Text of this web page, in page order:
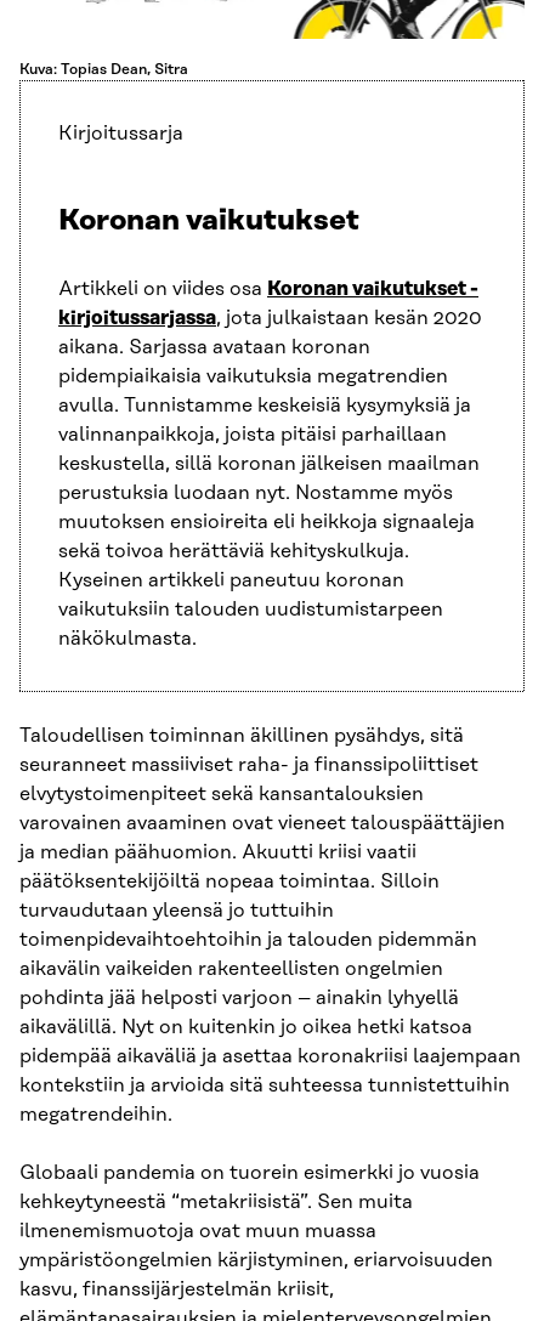
Kuva: Topias Dean, Sitra
Kirjoitussarja
Koronan vaikutukset
Artikkeli on viides osa Koronan vaikutukset -
kirjoitussarjassa, jota julkaistaan kesän 2020
aikana. Sarjassa avataan koronan
pidempiaikaisia vaikutuksia megatrendien
avulla. Tunnistamme keskeisiä kysymyksiä ja
valinnanpaikkoja, joista pitäisi parhaillaan
keskustella, sillä koronan jälkeisen maailman
perustuksia luodaan nyt. Nostamme myös
muutoksen ensioireita eli heikkoja signaaleja
sekä toivoa herättäviä kehityskulkuja.
Kyseinen artikkeli paneutuu koronan
vaikutuksiin talouden uudistumistarpeen
näkökulmasta.
Taloudellisen toiminnan äkillinen pysähdys, sitä
seuranneet massiiviset raha- ja finanssipoliittiset
elvytystoimenpiteet sekä kansantalouksien
varovainen avaaminen ovat vieneet talouspäättäjien
ja median päähuomion. Akuutti kriisi vaatii
päätöksentekijöiltä nopeaa toimintaa. Silloin
turvaudutaan yleensä jo tuttuihin
toimenpidevaihtoehtoihin ja talouden pidemmän
aikavälin vaikeiden rakenteellisten ongelmien
pohdinta jää helposti varjoon – ainakin lyhyellä
aikavälillä. Nyt on kuitenkin jo oikea hetki katsoa
pidempää aikaväliä ja asettaa koronakriisi laajempaan
kontekstiin ja arvioida sitä suhteessa tunnistettuihin
megatrendeihin.
Globaali pandemia on tuorein esimerkki jo vuosia
kehkeytyneestä “metakriisistä”. Sen muita
ilmenemismuotoja ovat muun muassa
ympäristöongelmien kärjistyminen, eriarvoisuuden
kasvu, finanssijärjestelmän kriisit,